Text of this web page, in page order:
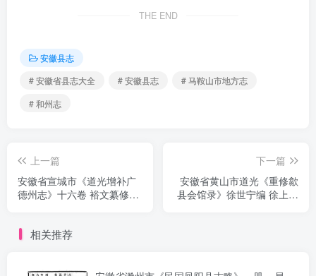
THE END
安徽县志
# 安徽省县志大全
# 安徽县志
# 马鞍山市地方志
# 和州志
上一篇
安徽省宣城市《道光增补广
德州志》十六卷 裕文纂修
下一篇
安徽省黄山市道光《重修歙
县会馆录》徐世宁编 徐上镛
相关推荐